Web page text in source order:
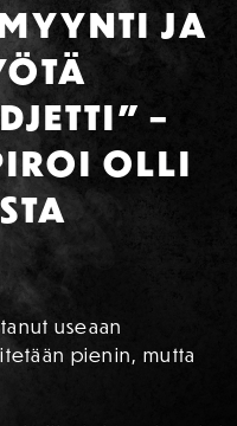
JA
–
OLLI
useaan
pienin, mutta